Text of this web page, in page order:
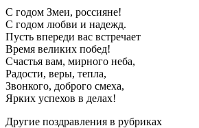
С годом Змеи, россияне!
С годом любви и надежд.
Пусть впереди вас встречает
Время великих побед!
Счастья вам, мирного неба,
Радости, веры, тепла,
Звонкого, доброго смеха,
Ярких успехов в делах!
Другие поздравления в рубриках